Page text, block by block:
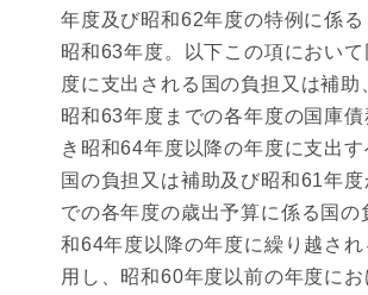
年度及び昭和62年度の特例に係る
昭和63年度。以下この項におい
度に支出される国の負担又は補助
昭和63年度までの各年度の国庫
き昭和64年度以降の年度に支出
国の負担又は補助及び昭和61年
での各年度の歳出予算に係る国の
和64年度以降の年度に繰り越さ
用し、昭和60年度以前の年度に